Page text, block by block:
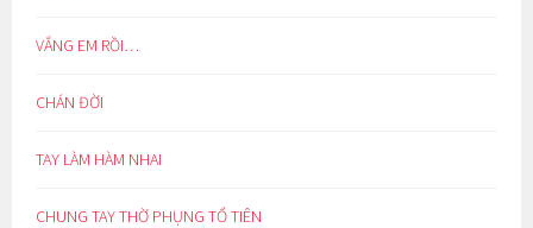
VẮNG EM RỒI…
CHÁN ĐỜI
TAY LÀM HÀM NHAI
CHUNG TAY THỜ PHỤNG TỔ TIÊN